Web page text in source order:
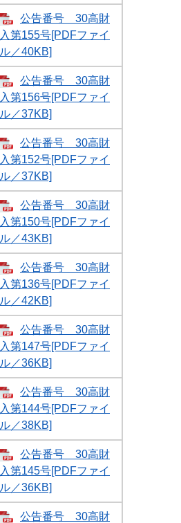
公告番号 30高財
入第155号[PDFファイ
ル／40KB]
公告番号 30高財
入第156号[PDFファイ
ル／37KB]
公告番号 30高財
入第152号[PDFファイ
ル／37KB]
公告番号 30高財
入第150号[PDFファイ
ル／43KB]
公告番号 30高財
入第136号[PDFファイ
ル／42KB]
公告番号 30高財
入第147号[PDFファイ
ル／36KB]
公告番号 30高財
入第144号[PDFファイ
ル／38KB]
公告番号 30高財
入第145号[PDFファイ
ル／36KB]
公告番号 30高財